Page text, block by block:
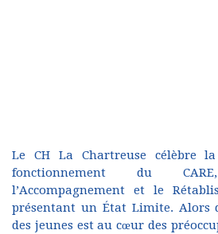
Le CH La Chartreuse célèbre
fonctionnement du
l’Accompagnement et le
présentant un État Limite. Alors
des jeunes est au cœur des